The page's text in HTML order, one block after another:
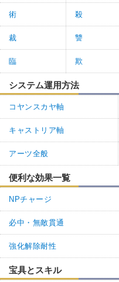
術 殺
裁 讐
臨 欺
システム運用方法
コヤンスカヤ軸
キャストリア軸
アーツ全般
便利な効果一覧
NPチャージ
必中・無敵貫通
強化解除耐性
宝具とスキル